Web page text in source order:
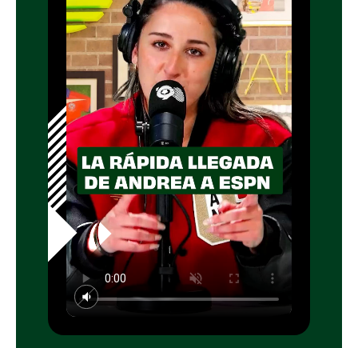
vista por Pato Torres, quien en ese entonces
lideraba el proyecto de ESPN en Chile.
"Me dicen: 'queremos hacer una prueba de
casting contigo para ver si tienes dedos para
el piano'", recordó la comunicadora. Tras
superar la prueba, fue elegida por el canal,
que apostó "por la juventud y la proyección".
La gran oportunidad llegó cuandoGrace
Lazcanodecidió regresar a Chile, dejando
una vacante en la conducción de
SportsCenterdesde Argentina.
Aunque al principio la idea no la convencía
del todo, la falta de ataduras la impulsó a
aceptar el desafío. "Dije: 'bueno, no tengo
hijos, no tengo perro, vivo sola, mi familia
está en Parral y están bien. Ya, me voy. ¿Qué
tanto?'". Esa experiencia, según sus palabras,
fue una "verdadera escuela" donde tuvo que
improvisar y hacer una hora de programa en